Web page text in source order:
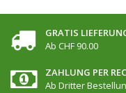
GRATIS
Ab CHF 90.00
ZAHLUNG PER
Ab Dritter